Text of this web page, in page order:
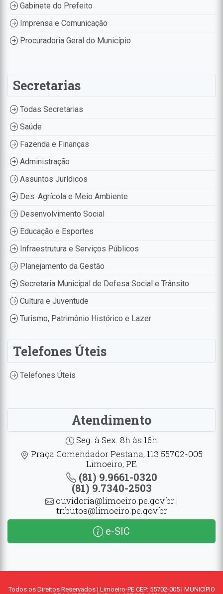
Gabinete do Prefeito
Imprensa e Comunicação
Procuradoria Geral do Município
Secretarias
Todas Secretarias
Saúde
Fazenda e Finanças
Administração
Assuntos Jurídicos
Des. Agrícola e Meio Ambiente
Desenvolvimento Social
Educação e Esportes
Infraestrutura e Serviços Públicos
Planejamento da Gestão
Secretaria Municipal de Defesa Social e Trânsito
Cultura e Juventude
Turismo, Patrimônio Histórico e Lazer
Telefones Úteis
Telefones Úteis
Atendimento
Seg. à Sex. 8h às 16h
Praça Comendador Pestana, 113 55702-005
Limoeiro, PE
(81) 9.9661-0320
(81) 9.7340-2503
ouvidoria@limoeiro.pe.gov.br |
tributos@limoeiro.pe.gov.br
e-SIC
Todos os Direitos Reservados | Limoeiro-PE CEP: 55702-005 | MUNICÍPIO